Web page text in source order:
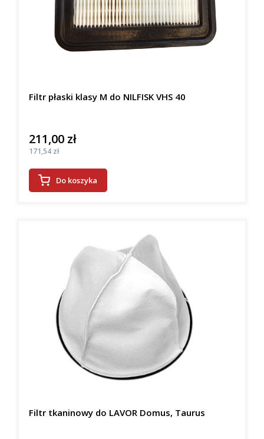
Filtr płaski klasy M do NILFISK VHS 40
Cena
211,00 zł
Cena
171,54 zł
Do koszyka
Filtr tkaninowy do LAVOR Domus, Taurus